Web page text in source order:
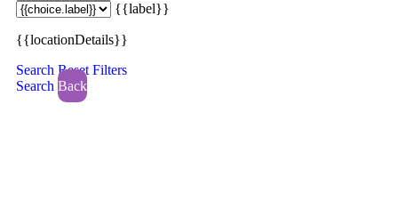
{{label}}
{{locationDetails}}
Search Reset Filters
Search Back